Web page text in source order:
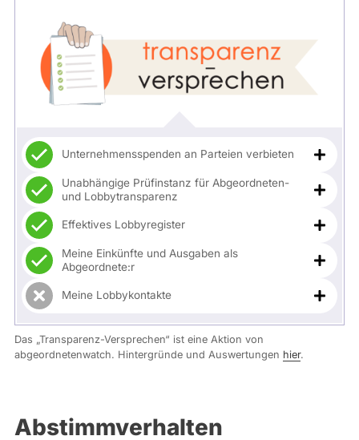
Unternehmensspenden an Parteien verbieten
Unabhängige Prüfinstanz für Abgeordneten-
und Lobbytransparenz
Effektives Lobbyregister
Meine Einkünfte und Ausgaben als
Abgeordnete:r
Meine Lobbykontakte
Das „Transparenz-Versprechen“ ist eine Aktion von
abgeordnetenwatch. Hintergründe und Auswertungen hier.
Abstimmverhalten